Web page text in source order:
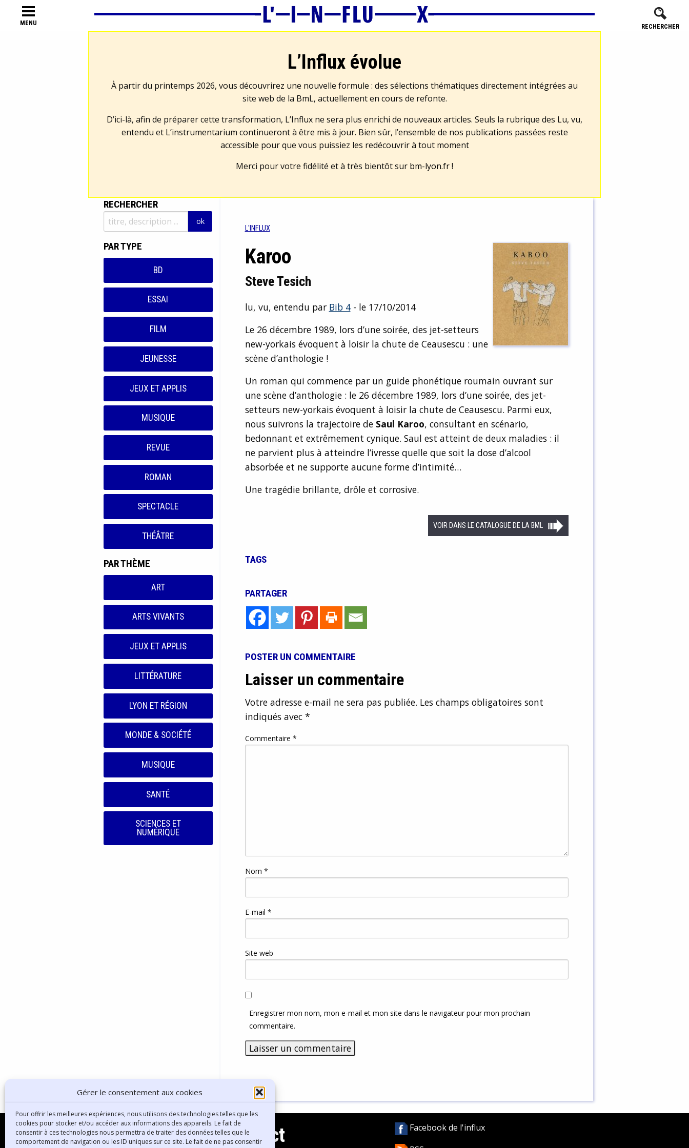
Gérer le consentement aux cookies
Pour offrir les meilleures expériences, nous utilisons des technologies telles que les
cookies pour stocker et/ou accéder aux informations des appareils. Le fait de
consentir à ces technologies nous permettra de traiter des données telles que le
comportement de navigation ou les ID uniques sur ce site. Le fait de ne pas consentir
MENU RECHERCHER
L’Influx évolue
À partir du printemps 2026, vous découvrirez une nouvelle formule : des sélections thématiques directement intégrées au
site web de la BmL, actuellement en cours de refonte.
D’ici-là, afin de préparer cette transformation, L’Influx ne sera plus enrichi de nouveaux articles. Seuls la rubrique des Lu, vu,
entendu et L’instrumentarium continueront à être mis à jour. Bien sûr, l’ensemble de nos publications passées reste
accessible pour que vous puissiez les redécouvrir à tout moment
Merci pour votre fidélité et à très bientôt sur bm-lyon.fr!
RECHERCHER
PAR TYPE
BD
ESSAI
FILM
JEUNESSE
JEUX ET APPLIS
MUSIQUE
REVUE
ROMAN
SPECTACLE
THÉÂTRE
PAR THÈME
ART
ARTS VIVANTS
JEUX ET APPLIS
LITTÉRATURE
LYON ET RÉGION
MONDE & SOCIÉTÉ
MUSIQUE
SANTÉ
SCIENCES ET
NUMÉRIQUE
L'INFLUX
Karoo
Steve Tesich
lu, vu, entendu par Bib 4- le 17/10/2014
Le 26 décembre 1989, lors d’une soirée, des jet-setteurs
new-yorkais évoquent à loisir la chute de Ceausescu : une
scène d’anthologie !
Un roman qui commence par un guide phonétique roumain ouvrant sur
une scène d’anthologie : le 26 décembre 1989, lors d’une soirée, des jet-
setteurs new-yorkais évoquent à loisir la chute de Ceausescu. Parmi eux,
nous suivrons la trajectoire deSaul Karoo, consultant en scénario,
bedonnant et extrêmement cynique. Saul est atteint de deux maladies : il
ne parvient plus à atteindre l’ivresse quelle que soit la dose d’alcool
absorbée et ne supporte aucune forme d’intimité…
Une tragédie brillante, drôle et corrosive.
VOIR DANS LE CATALOGUE DE LA BML
TAGS
PARTAGER
POSTER UN COMMENTAIRE
Laisser un commentaire
Votre adresse e-mail ne sera pas publiée. Les champs obligatoires sont
indiqués avec *
Commentaire *
Nom *
E-mail *
Site web
Enregistrer mon nom, mon e-mail et mon site dans le navigateur pour mon prochain
commentaire.
Contact
Facebook de l'influx